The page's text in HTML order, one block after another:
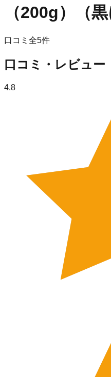
（200g）（
口コミ全5件
口コミ・レビュー
4.8